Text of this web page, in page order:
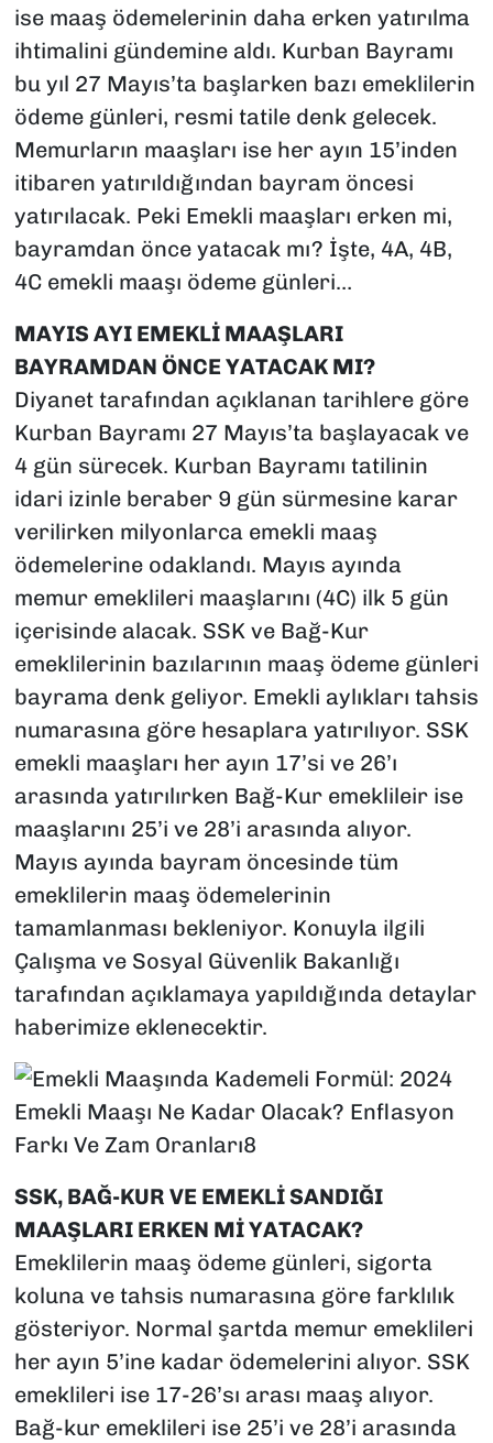
ise maaş ödemelerinin daha erken yatırılma
ihtimalini gündemine aldı. Kurban Bayramı
bu yıl 27 Mayıs’ta başlarken bazı emeklilerin
ödeme günleri, resmi tatile denk gelecek.
Memurların maaşları ise her ayın 15’inden
itibaren yatırıldığından bayram öncesi
yatırılacak. Peki Emekli maaşları erken mi,
bayramdan önce yatacak mı? İşte, 4A, 4B,
4C emekli maaşı ödeme günleri…
MAYIS AYI EMEKLİ MAAŞLARI
BAYRAMDAN ÖNCE YATACAK MI?
Diyanet tarafından açıklanan tarihlere göre
Kurban Bayramı 27 Mayıs’ta başlayacak ve
4 gün sürecek. Kurban Bayramı tatilinin
idari izinle beraber 9 gün sürmesine karar
verilirken milyonlarca emekli maaş
ödemelerine odaklandı. Mayıs ayında
memur emeklileri maaşlarını (4C) ilk 5 gün
içerisinde alacak. SSK ve Bağ-Kur
emeklilerinin bazılarının maaş ödeme günleri
bayrama denk geliyor. Emekli aylıkları tahsis
numarasına göre hesaplara yatırılıyor. SSK
emekli maaşları her ayın 17’si ve 26’ı
arasında yatırılırken Bağ-Kur emeklileir ise
maaşlarını 25’i ve 28’i arasında alıyor.
Mayıs ayında bayram öncesinde tüm
emeklilerin maaş ödemelerinin
tamamlanması bekleniyor. Konuyla ilgili
Çalışma ve Sosyal Güvenlik Bakanlığı
tarafından açıklamaya yapıldığında detaylar
haberimize eklenecektir.
SSK, BAĞ-KUR VE EMEKLİ SANDIĞI
MAAŞLARI ERKEN Mİ YATACAK?
Emeklilerin maaş ödeme günleri, sigorta
koluna ve tahsis numarasına göre farklılık
gösteriyor. Normal şartda memur emeklileri
her ayın 5’ine kadar ödemelerini alıyor. SSK
emeklileri ise 17-26’sı arası maaş alıyor.
Bağ-kur emeklileri ise 25’i ve 28’i arasında